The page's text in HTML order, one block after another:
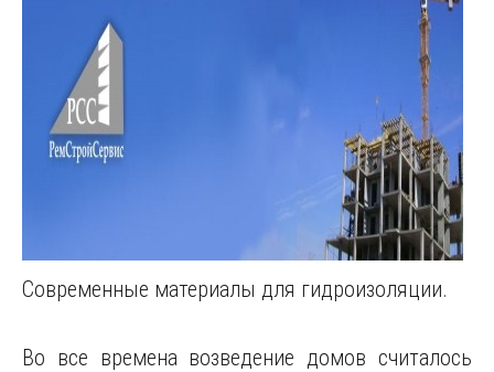
Современные материалы для гидроизоляции.
Во все времена возведение домов считалось